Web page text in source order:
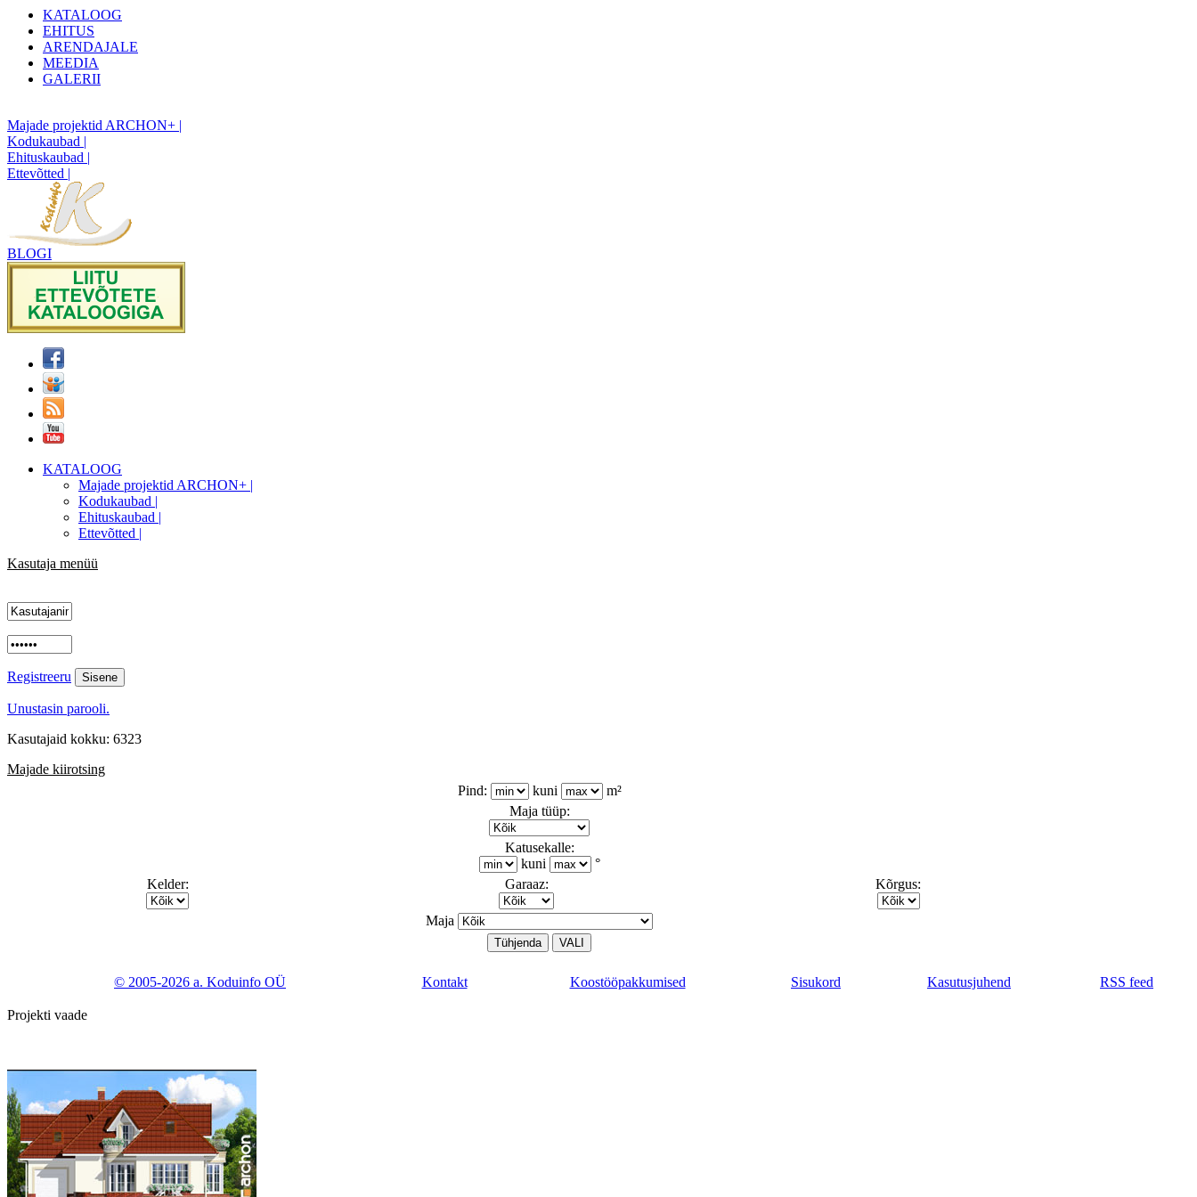
KATALOOG
EHITUS
ARENDAJALE
MEEDIA
GALERII
Majade projektid ARCHON+ |
Kodukaubad |
Ehituskaubad |
Ettevõtted |
BLOGI
KATALOOG
Majade projektid ARCHON+ |
Kodukaubad |
Ehituskaubad |
Ettevõtted |
Kasutaja menüü
Registreeru
Unustasin parooli.
Kasutajaid kokku: 6323
Majade kiirotsing
Pind:
kuni
m²
Maja tüüp:
Katusekalle:
kuni
°
Kelder:
Garaaz: Kõrgus:
Maja
© 2005-2026 a. Koduinfo OÜ Kontakt Koostööpakkumised Sisukord Kasutusjuhend RSS feed
Projekti vaade